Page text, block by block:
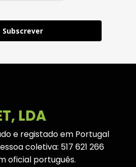
Subscrever
LDA
e registado em Portugal
coletiva: 517 621 266
oficial português.